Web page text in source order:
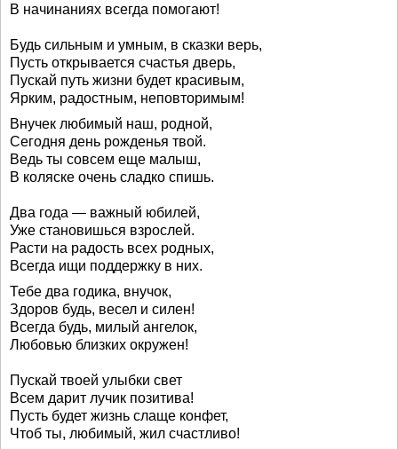
В начинаниях всегда помогают!
Будь сильным и умным, в сказки верь,
Пусть открывается счастья дверь,
Пускай путь жизни будет красивым,
Ярким, радостным, неповторимым!
Внучек любимый наш, родной,
Сегодня день рожденья твой.
Ведь ты совсем еще малыш,
В коляске очень сладко спишь.
Два года — важный юбилей,
Уже становишься взрослей.
Расти на радость всех родных,
Всегда ищи поддержку в них.
Тебе два годика, внучок,
Здоров будь, весел и силен!
Всегда будь, милый ангелок,
Любовью близких окружен!
Пускай твоей улыбки свет
Всем дарит лучик позитива!
Пусть будет жизнь слаще конфет,
Чтоб ты, любимый, жил счастливо!